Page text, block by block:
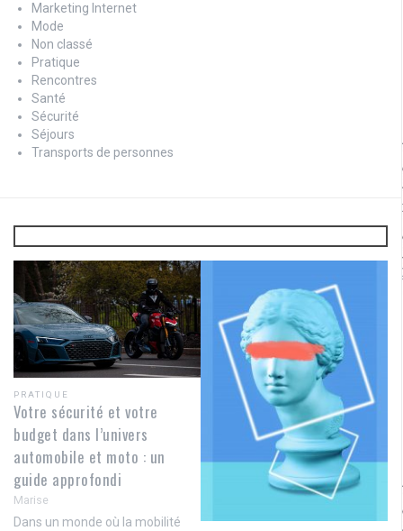
Marketing Internet
Mode
Non classé
Pratique
Rencontres
Santé
Sécurité
Séjours
Transports de personnes
PRATIQUE
Votre sécurité et votre
budget dans l’univers
automobile et moto : un
guide approfondi
Marise
Dans un monde où la mobilité